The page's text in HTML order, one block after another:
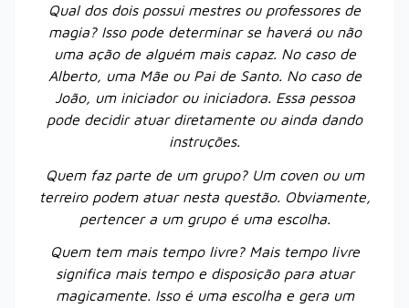
Qual dos dois possui mestres ou professores de
magia? Isso pode determinar se haverá ou não
uma ação de alguém mais capaz. No caso de
Alberto, uma Mãe ou Pai de Santo. No caso de
João, um iniciador ou iniciadora. Essa pessoa
pode decidir atuar diretamente ou ainda dando
instruções.
Quem faz parte de um grupo? Um coven ou um
terreiro podem atuar nesta questão. Obviamente,
pertencer a um grupo é uma escolha.
Quem tem mais tempo livre? Mais tempo livre
significa mais tempo e disposição para atuar
magicamente. Isso é uma escolha e gera um